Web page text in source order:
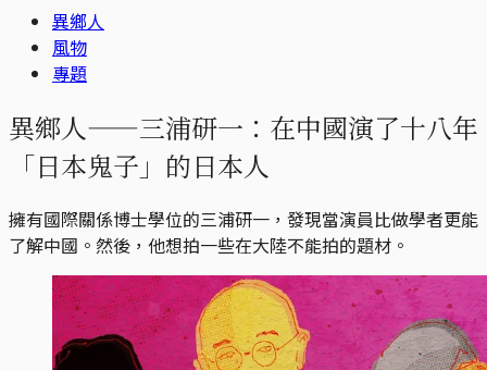
異鄉人
風物
專題
異鄉人——三浦研一：在中國演了十八年
「日本鬼子」的日本人
擁有國際關係博士學位的三浦研一，發現當演員比做學者更能
了解中國。然後，他想拍一些在大陸不能拍的題材。